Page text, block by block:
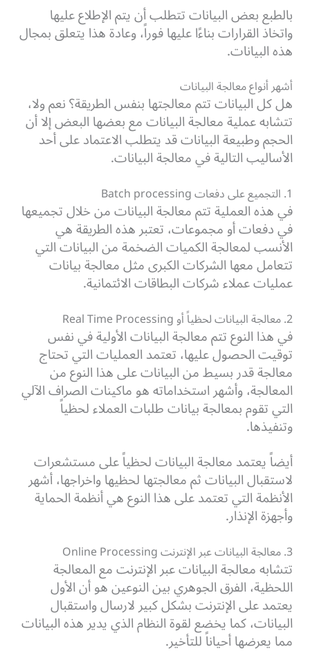
بالطبع بعض البيانات تتطلب أن يتم الإطلاع عليها
واتخاذ القرارات بناءًا عليها فوراً، وعادة هذا يتعلق بمجال
هذه البيانات.
أشهر أنواع معالجة البيانات
هل كل البيانات تتم معالجتها بنفس الطريقة؟ نعم ولا،
تتشابه عملية معالجة البيانات مع بعضها البعض إلا أن
الحجم وطبيعة البيانات قد يتطلب الاعتماد على أحد
الأساليب التالية في معالجة البيانات.
1. التجميع على دفعات Batch processing
في هذه العملية تتم معالجة البيانات من خلال تجميعها
في دفعات أو مجموعات، تعتبر هذه الطريقة هي
الأنسب لمعالجة الكميات الضخمة من البيانات التي
تتعامل معها الشركات الكبرى مثل معالجة بيانات
عمليات عملاء شركات البطاقات الائتمانية.
2. معالجة البيانات لحظياً أو Real Time Processing
في هذا النوع تتم معالجة البيانات الأولية في نفس
توقيت الحصول عليها، تعتمد العمليات التي تحتاج
معالجة قدر بسيط من البيانات على هذا النوع من
المعالجة، وأشهر استخداماته هو ماكينات الصراف الآلي
التي تقوم بمعالجة بيانات طلبات العملاء لحظياً
وتنفيذها.
أيضاً يعتمد معالجة البيانات لحظياً على مستشعرات
لاستقبال البيانات ثم معالجتها لحظيها واخراجها، أشهر
الأنظمة التي تعتمد على هذا النوع هي أنظمة الحماية
وأجهزة الإنذار.
3. معالجة البيانات عبر الإنترنت Online Processing
تتشابه معالجة البيانات عبر الإنترنت مع المعالجة
اللحظية، الفرق الجوهري بين النوعين هو أن الأول
يعتمد على الإنترنت بشكل كبير لارسال واستقبال
البيانات، كما يخضع لقوة النظام الذي يدير هذه البيانات
مما يعرضها أحياناً للتأخير.